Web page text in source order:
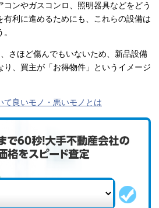
ンやガスコンロ、照明器具などをどう
有利に進めるためにも、これらの設備は
さほど傷んでもいないため、新品設備
り、買主が「お得物件」というイメージ
て良いモノ・悪いモノとは